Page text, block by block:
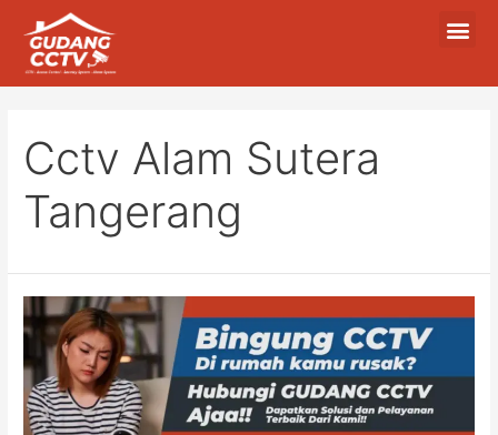
Cctv Alam Sutera
Tangerang